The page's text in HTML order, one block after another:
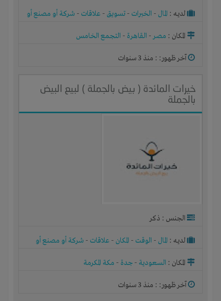
لديـه : المال - الخبرات - تسويق - علاقات - شركة أو مصنع أو
المكان : مصر- القاهرة - التجمع الخامس
آخر ظهور: : منذ 3 سنوات
خيرات المائدة ( بيض بالجملة ) لبيع البيض
بالجملة
الجنس : ذكر
لديـه : المال - الوقت - المكان - علاقات - شركة أو مصنع أو
المكان : السعودية - جدة - مكة المكرمة
آخر ظهور: : منذ 3 سنوات